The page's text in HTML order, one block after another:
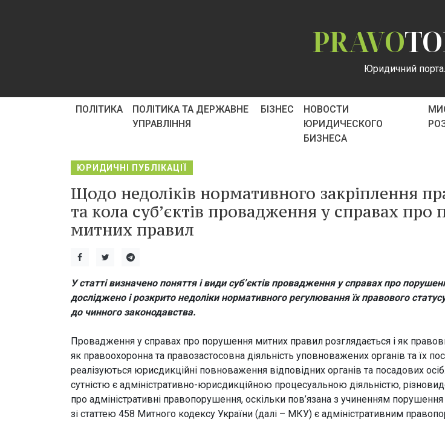
PRAVO
Юридичний
ПОЛІТИКА
ПОЛІТИКА ТА ДЕРЖАВНЕ
УПРАВЛІННЯ
БІЗНЕС
НОВОСТИ
ЮРИДИЧЕСКОГО
БИЗНЕСА
ЮРИДИЧНІ ПУБЛІКАЦІЇ
Щодо недоліків нормативного закріплення
та кола суб’єктів провадження у справах про
митних правил
У статті визначено поняття і види суб’єктів провадження у справах про
досліджено і розкрито недоліки нормативного регулювання їх правового
до чинного законодавства.
Провадження у справах про порушення митних правил розглядається і як
як правоохоронна та правозастосовна діяльність уповноважених органів та їх
реалізуються юрисдикційні повноваження відповідних органів та посадових
сутністю є адміністративно-юрисдикційною процесуальною діяльністю,
про адміністративні правопорушення, оскільки пов’язана з учиненням
зі статтею 458 Митного кодексу України (далі – МКУ) є адміністративним